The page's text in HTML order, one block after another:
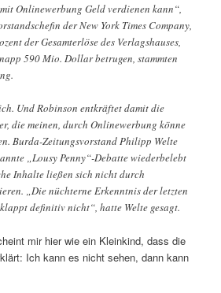
Onlinewerbung Geld verdienen kann“,
der New York Times Company,
der Gesamterlöse des Verlagshauses,
590 Mio. Dollar betrugen, stammten
Und Robinson entkräftet damit die
die meinen, durch Onlinewerbung könne
Burda-Zeitungsvorstand Philipp Welte
„Lousy Penny“-Debatte wiederbelebt
Inhalte ließen sich nicht durch
„Die nüchterne Erkenntnis der letzten
definitiv nicht“, hatte Welte gesagt.
mir hier wie ein Kleinkind, dass die
Ich kann es nicht sehen, dann kann